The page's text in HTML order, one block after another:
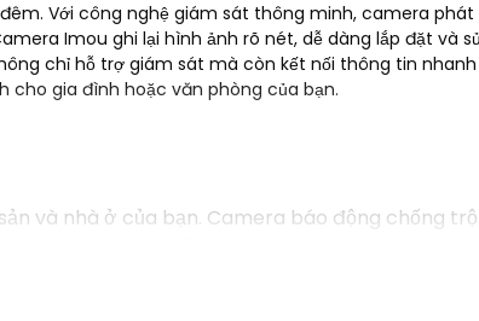
Với công nghệ giám sát thông minh, camera phát
Imou ghi lại hình ảnh rõ nét, dễ dàng lắp đặt và
chỉ hỗ trợ giám sát mà còn kết nối thông tin
cho gia đình hoặc văn phòng của bạn.
và nhà ở của bạn. Camera báo động chống
các công ty cung cấp dịch vụ lắp đặt camera
báo động trên thị trường và tự lắp đặt nếu bạn